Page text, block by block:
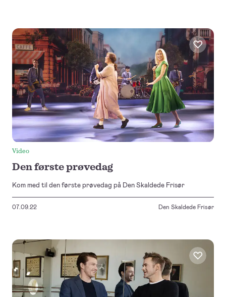
Video
Den første prøvedag
Kom med til den første prøvedag på Den Skaldede Frisør
07.09.22 Den Skaldede Frisør